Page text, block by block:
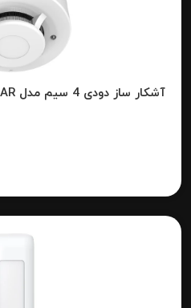
آشکار ساز دودی 4 سیم مدل DS-PDSMK-4BAR